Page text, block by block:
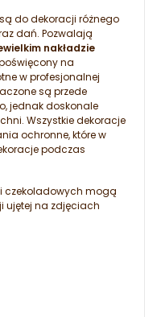
do dekoracji różnego
dań. Pozwalają
nakładzie
na
w profesjonalnej
są przede
jednak doskonale
Wszystkie dekoracje
ochronne, które w
podczas
czekoladowych mogą
ujętej na zdjęciach